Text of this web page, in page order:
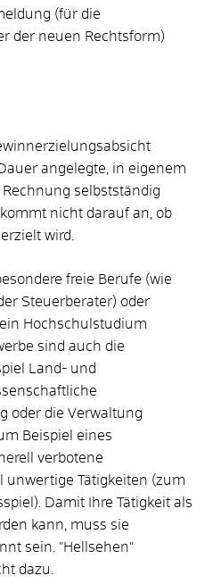
(für die
der neuen Rechtsform)
angelegte, in eigenem
selbstständig
nicht darauf an, ob
wird.
freie Berufe (wie
Steuerberater) oder
Hochschulstudium
sind auch die
Land- und
oder die Verwaltung
Beispiel eines
verbotene
unwertige Tätigkeiten (zum
Damit Ihre Tätigkeit als
kann, muss sie
sein. "Hellsehen"
dazu.